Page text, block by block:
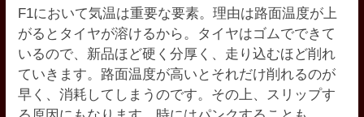
F1において気温は重要な要素。理由は路面温度が上
がるとタイヤが溶けるから。タイヤはゴムでできて
いるので、新品ほど硬く分厚く、走り込むほど削れ
ていきます。路面温度が高いとそれだけ削れるのが
早く、消耗してしまうのです。その上、スリップす